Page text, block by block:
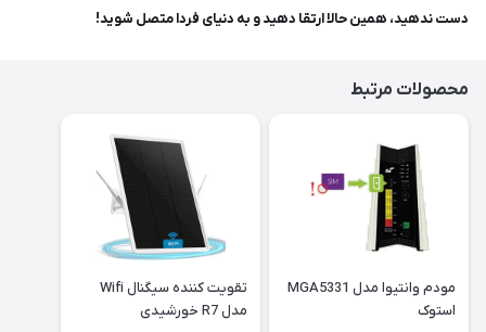
دست ندهید، همین حالا ارتقا دهید و به دنیای فردا متصل شوید!
محصولات مرتبط
مودم وانتیوا مدل MGA5331
استوک
تقویت کننده سیگنال Wifi
مدل R7 خورشیدی